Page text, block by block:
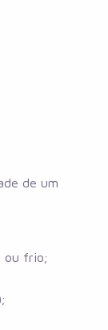
de um
ou frio;